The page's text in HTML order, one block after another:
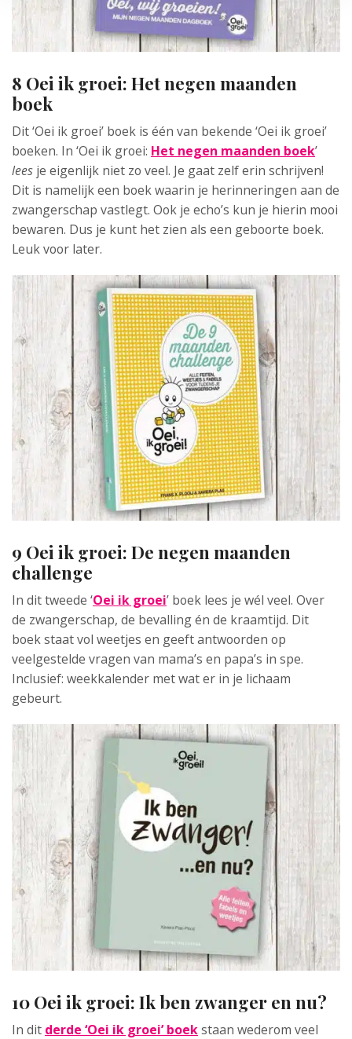
8 Oei ik groei: Het negen maanden
boek
Dit ‘Oei ik groei’ boek is één van bekende ‘Oei ik groei’
boeken. In ‘Oei ik groei: Het negen maanden boek’
lees je eigenlijk niet zo veel. Je gaat zelf erin schrijven!
Dit is namelijk een boek waarin je herinneringen aan de
zwangerschap vastlegt. Ook je echo’s kun je hierin mooi
bewaren. Dus je kunt het zien als een geboorte boek.
Leuk voor later.
9 Oei ik groei: De negen maanden
challenge
In dit tweede ‘Oei ik groei’ boek lees je wél veel. Over
de zwangerschap, de bevalling én de kraamtijd. Dit
boek staat vol weetjes en geeft antwoorden op
veelgestelde vragen van mama’s en papa’s in spe.
Inclusief: weekkalender met wat er in je lichaam
gebeurt.
10 Oei ik groei: Ik ben zwanger en nu?
In dit derde ‘Oei ik groei’ boekstaan wederom veel